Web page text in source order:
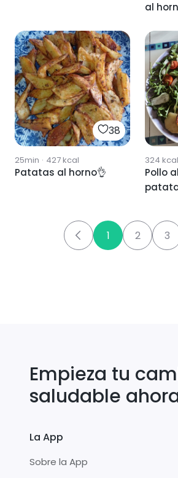
al
38
25min · 427kcal
Patatas al horno👌
324 kcal
Pollo
1 2 3
Empieza tu
saludable
La App
Sobre la App